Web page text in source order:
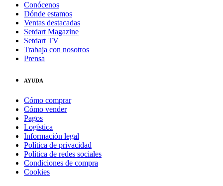
Conócenos
Dónde estamos
Ventas destacadas
Setdart Magazine
Setdart TV
Trabaja con nosotros
Prensa
AYUDA
Cómo comprar
Cómo vender
Pagos
Logística
Información legal
Política de privacidad
Política de redes sociales
Condiciones de compra
Cookies